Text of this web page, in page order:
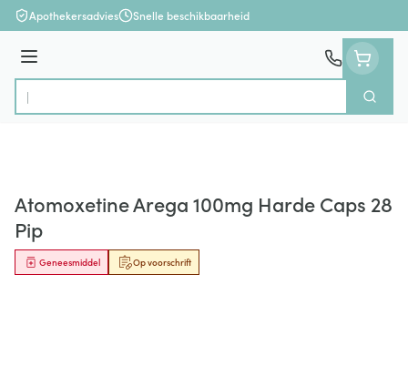
Ga naar de inhoud
Apothekersadvies Snelle beschikbaarheid
Menu
Product, merk, categorie...
Zoek
Atomoxetine Arega 100mg Harde Caps 28
Pip
Op voorschrift
Geneesmiddel